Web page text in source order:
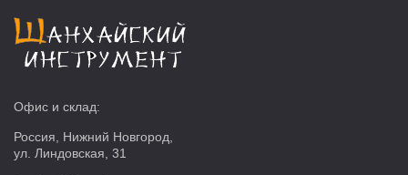
Офис и склад:
Россия, Нижний Новгород,
ул. Линдовская, 31